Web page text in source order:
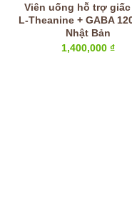
Viên uống hỗ trợ
L-Theanine + GABA
Nhật Bản
1,400,000₫